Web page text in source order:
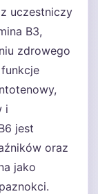
uczestniczy
B3,
zdrowego
i
jest
oraz
jako